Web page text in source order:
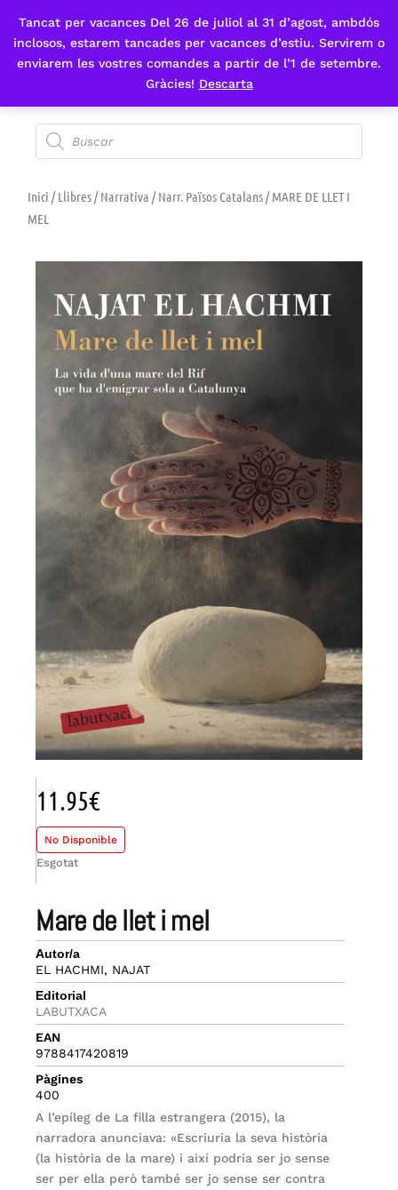
Tancat per vacances Del 26 de juliol al 31 d’agost, ambdós
inclosos, estarem tancades per vacances d’estiu. Servirem o
enviarem les vostres comandes a partir de l’1 de setembre.
Gràcies! Descarta
Fes-te'n sòcia
Inici /Llibres/Narrativa /Narr. Països Catalans/ MARE DE LLET I
MEL
mare de llet i mel
Autor/a
EL HACHMI, NAJAT
Editorial
LABUTXACA
EAN
9788417420819
Pàgines
400
A l’epíleg de La filla estrangera (2015), la
narradora anunciava: «Escriuria la seva història
(la història de la mare) i així podria ser jo sense
ser per ella però també ser jo sense ser contra
11.95€
No Disponible
Esgotat